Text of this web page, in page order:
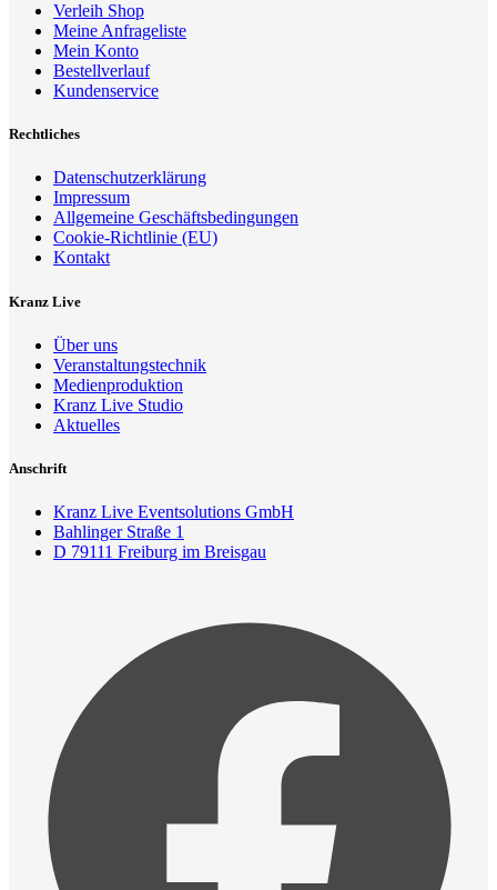
Verleih Shop
Meine Anfrageliste
Mein Konto
Bestellverlauf
Kundenservice
Rechtliches
Datenschutzerklärung
Impressum
Allgemeine Geschäftsbedingungen
Cookie-Richtlinie (EU)
Kontakt
Kranz Live
Über uns
Veranstaltungstechnik
Medienproduktion
Kranz Live Studio
Aktuelles
Anschrift
Kranz Live Eventsolutions GmbH
Bahlinger Straße 1
D 79111 Freiburg im Breisgau